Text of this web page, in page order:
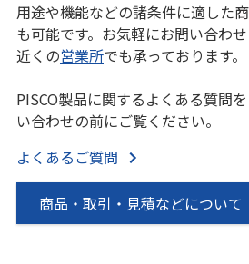
用途や機能などの諸条件に適した
も可能です。お気軽にお問い合わせ
近くの営業所でも承っております。
PISCO製品に関するよくある質問
い合わせの前にご覧ください。
よくあるご質問
商品・取引・見積などについて